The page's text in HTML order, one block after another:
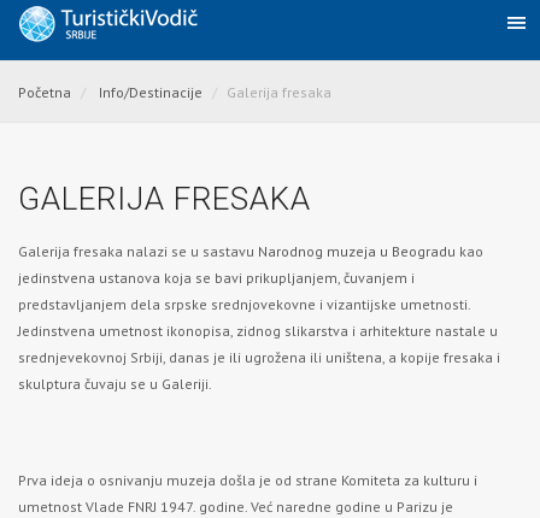
Početna Info/Destinacije Galerija fresaka
GALERIJA FRESAKA
Galerija fresaka nalazi se u sastavu Narodnog muzeja u Beogradu kao
jedinstvena ustanova koja se bavi prikupljanjem, čuvanjem i
predstavljanjem dela srpske srednjovekovne i vizantijske umetnosti.
Jedinstvena umetnost ikonopisa, zidnog slikarstva i arhitekture nastale u
srednjevekovnoj Srbiji, danas je ili ugrožena ili uništena, a kopije fresaka i
skulptura čuvaju se u Galeriji.
Prva ideja o osnivanju muzeja došla je od strane Komiteta za kulturu i
umetnost Vlade FNRJ 1947. godine. Već naredne godine u Parizu je